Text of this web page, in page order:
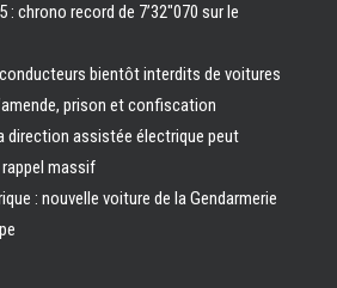
chrono record de 7’32″070 sur le
bientôt interdits de voitures
prison et confiscation
direction assistée électrique peut
massif
: nouvelle voiture de la Gendarmerie